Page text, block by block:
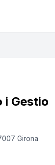
i Gestio
Girona